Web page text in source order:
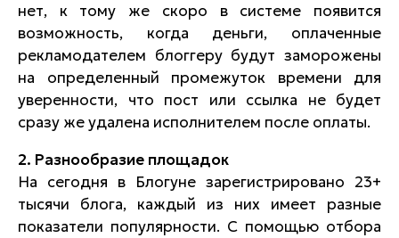
нет, к тому же скоро в системе появится
возможность, когда деньги, оплаченные
рекламодателем блоггеру будут заморожены
на определенный промежуток времени для
уверенности, что пост или ссылка не будет
сразу же удалена исполнителем после оплаты.
2. Разнообразие площадок
На сегодня в Блогуне зарегистрировано 23+
тысячи блога, каждый из них имеет разные
показатели популярности. С помощью отбора